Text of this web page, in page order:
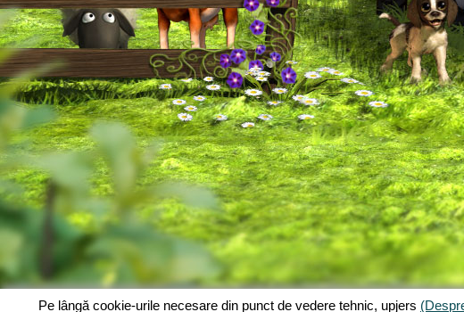
Pe lângă cookie-urile necesare din punct de vedere tehnic, upjers